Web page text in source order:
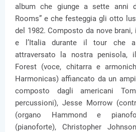
album che giunge a sette anni
Rooms” e che festeggia gli otto
del 1982. Composto da nove
e l’Italia durante il tour che
attraversato la nostra penisola,
Forest (voce, chitarra e
Harmonicas) affiancato da un
composto dagli americani
percussioni), Jesse Morrow
(organo Hammond e
(pianoforte), Christopher